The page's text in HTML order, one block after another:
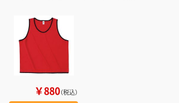
￥880（税込）